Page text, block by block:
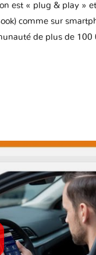
est « plug & play »
comme sur
de plus de 100